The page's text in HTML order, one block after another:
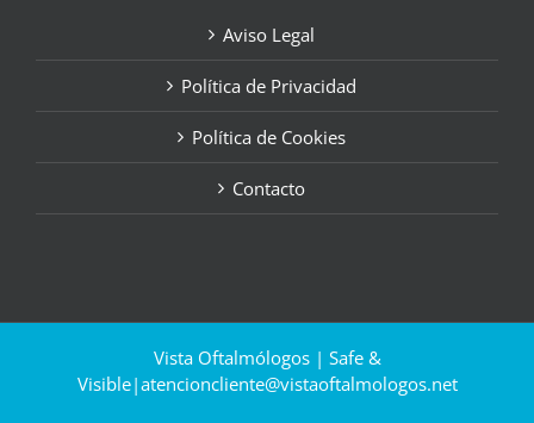
Aviso Legal
Política de Privacidad
Política de Cookies
Contacto
Vista Oftalmólogos | Safe &
Visible|atencioncliente@vistaoftalmologos.net